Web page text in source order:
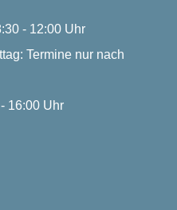
- 12:00 Uhr
Termine nur nach
16:00 Uhr